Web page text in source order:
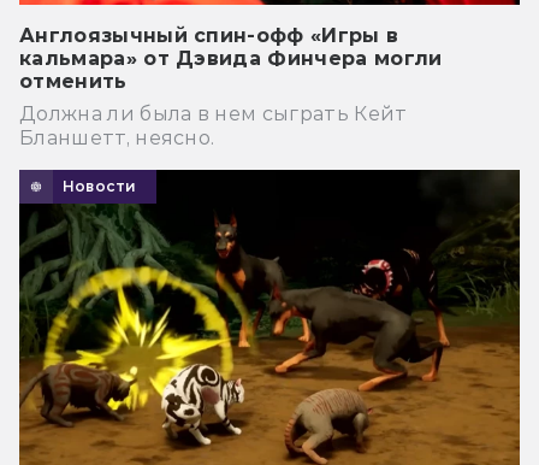
Англоязычный спин-офф «Игры в
кальмара» от Дэвида Финчера могли
отменить
Должна ли была в нем сыграть Кейт
Бланшетт, неясно.
Новости